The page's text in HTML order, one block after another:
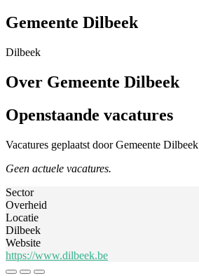
Gemeente Dilbeek
Dilbeek
Over Gemeente Dilbeek
Openstaande vacatures
Vacatures geplaatst door Gemeente Dilbeek
Geen actuele vacatures.
Sector
Overheid
Locatie
Dilbeek
Website
https://www.dilbeek.be